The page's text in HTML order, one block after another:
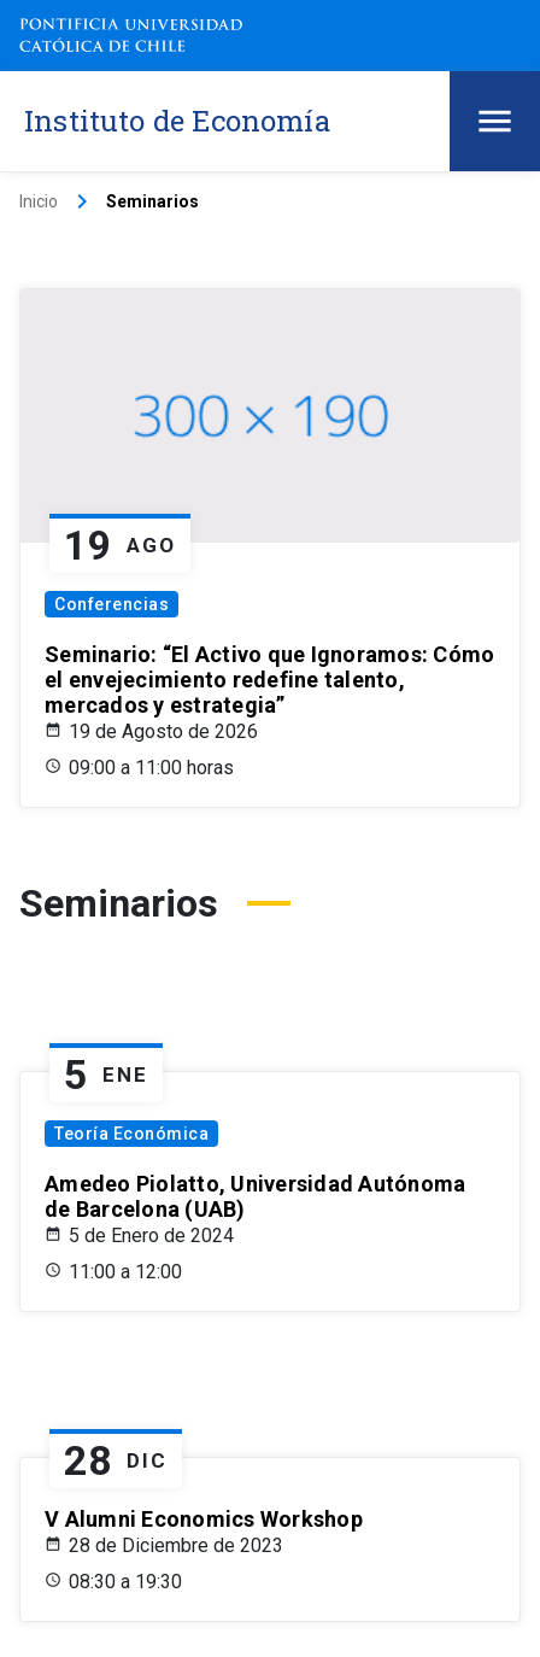
Instituto de Economía
Inicio keyboard_arrow_right Seminarios
19 AGO
Conferencias
Seminario: “El Activo que Ignoramos: Cómo
el envejecimiento redefine talento,
mercados y estrategia”
19 de Agosto de 2026
09:00 a 11:00 horas
Seminarios
5 ENE
Teoría Económica
Amedeo Piolatto, Universidad Autónoma
de Barcelona (UAB)
5 de Enero de 2024
11:00 a 12:00
28 DIC
V Alumni Economics Workshop
28 de Diciembre de 2023
08:30 a 19:30